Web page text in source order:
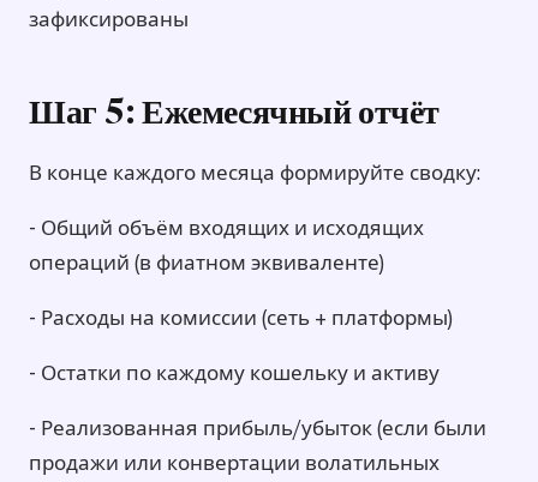
зафиксированы
Шаг 5: Ежемесячный отчёт
В конце каждого месяца формируйте сводку:
- Общий объём входящих и исходящих
операций (в фиатном эквиваленте)
- Расходы на комиссии (сеть + платформы)
- Остатки по каждому кошельку и активу
- Реализованная прибыль/убыток (если были
продажи или конвертации волатильных